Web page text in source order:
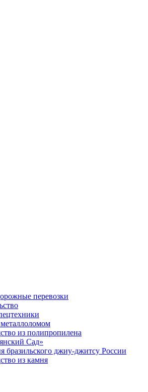
перевозки
из полипропилена
Сад»
бразильского джиу-джитсу России
из камня